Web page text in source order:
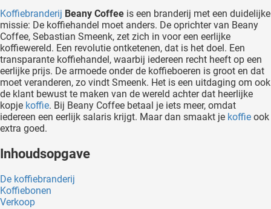
Koffiebranderij Beany Coffee is een branderij met een duidelijke
missie: De koffiehandel moet anders. De oprichter van Beany
Coffee, Sebastian Smeenk, zet zich in voor een eerlijke
koffiewereld. Een revolutie ontketenen, dat is het doel. Een
transparante koffiehandel, waarbij iedereen recht heeft op een
eerlijke prijs. De armoede onder de koffieboeren is groot en dat
moet veranderen, zo vindt Smeenk. Het is een uitdaging om ook
de klant bewust te maken van de wereld achter dat heerlijke
kopje koffie. Bij Beany Coffee betaal je iets meer, omdat
iedereen een eerlijk salaris krijgt. Maar dan smaakt je koffie ook
extra goed.
Inhoudsopgave
De koffiebranderij
Koffiebonen
Verkoop
Hierdoor
website-